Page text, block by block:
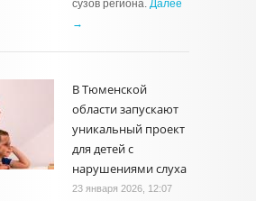
сузов региона. Далее
→
В Тюменской
области запускают
уникальный проект
для детей с
нарушениями слуха
23 января 2026, 12:07